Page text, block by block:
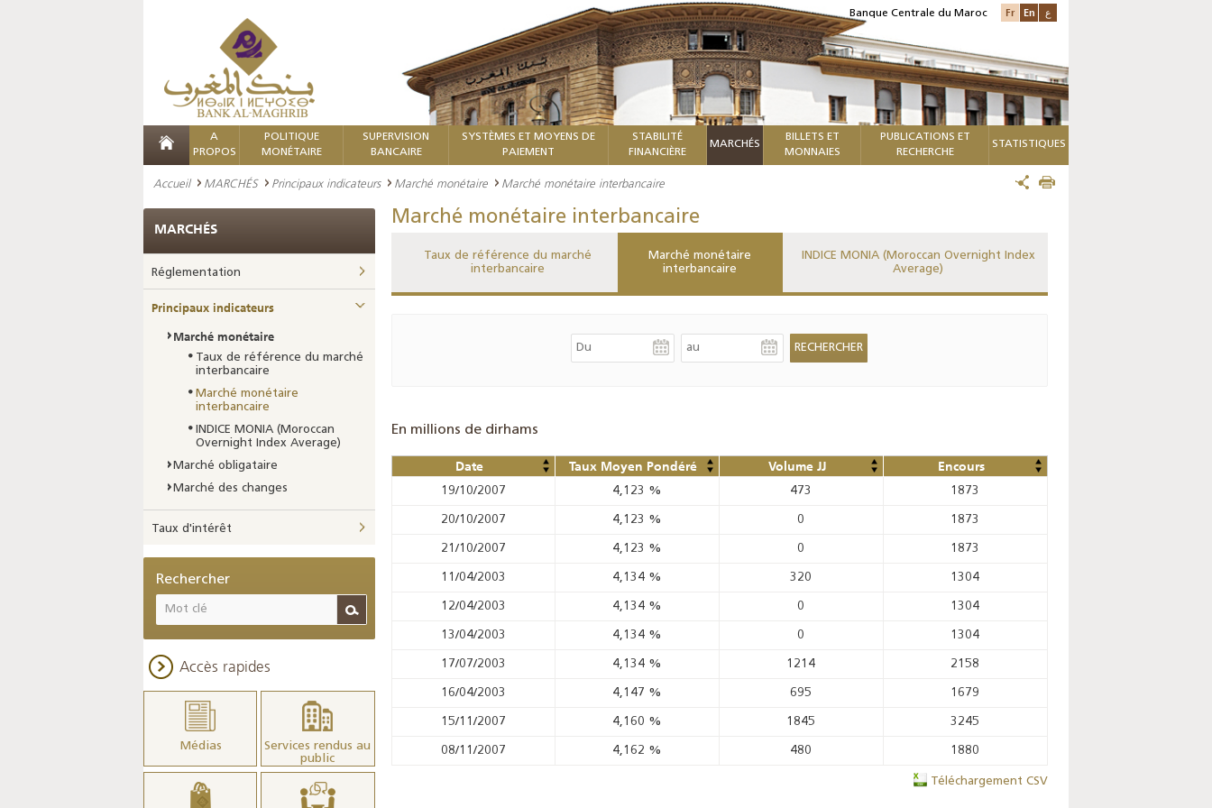
Banque Centrale du Maroc Fr En ع
A
PROPOS
POLITIQUE
MONÉTAIRE
SUPERVISION
BANCAIRE
SYSTÈMES ET MOYENS DE
PAIEMENT
STABILITÉ
FINANCIÈRE
MARCHÉS
BILLETS ET
MONNAIES
PUBLICATIONS ET
RECHERCHE
STATISTIQUES
Accueil MARCHÉS Principaux indicateurs Marché monétaire Marché monétaire interbancaire
Marché monétaire interbancaire
Taux de référence du marché
interbancaire
Marché monétaire
interbancaire
INDICE MONIA (Moroccan Overnight Index
Average)
En millions de dirhams
Date Taux Moyen Pondéré Volume JJ Encours
19/10/2007 4,123 % 473 1873
20/10/2007 4,123 % 0 1873
21/10/2007 4,123 % 0 1873
11/04/2003 4,134 % 320 1304
12/04/2003 4,134 % 0 1304
13/04/2003 4,134 % 0 1304
17/07/2003 4,134 % 1214 2158
16/04/2003 4,147 % 695 1679
15/11/2007 4,160 % 1845 3245
08/11/2007 4,162 % 480 1880
Téléchargement CSV
MARCHÉS
Réglementation
Principaux indicateurs
Marché monétaire
Taux de référence du marché
interbancaire
Marché monétaire
interbancaire
INDICE MONIA (Moroccan
Overnight Index Average)
Marché obligataire
Marché des changes
Taux d'intérêt
Rechercher
Accès rapides
Médias
Services rendus au
public